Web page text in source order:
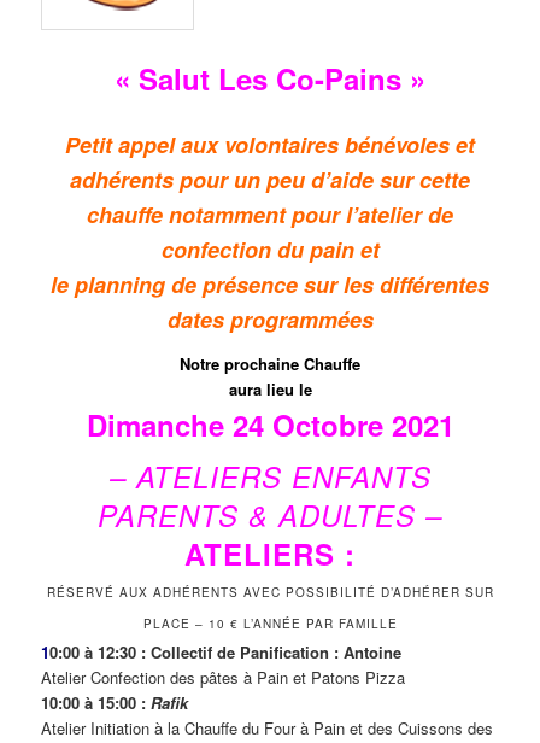
« Salut Les Co-Pains »
Petit appel aux volontaires bénévoles et
adhérents pour un peu d’aide sur cette
chauffe notamment pour l’atelier de
confection du pain et
le planning de présence sur les différentes
dates programmées
Notre prochaine Chauffe
aura lieu le
Dimanche 24 Octobre 2021
– ATELIERS ENFANTS
PARENTS & ADULTES –
ATELIERS :
RÉSERVÉ AUX ADHÉRENTS AVEC POSSIBILITÉ D’ADHÉRER SUR
PLACE – 10 € L’ANNÉE PAR FAMILLE
10:00 à 12:30 : Collectif de Panification : Antoine
Atelier Confection des pâtes à Pain et Patons Pizza
10:00 à 15:00 :Rafik
Atelier Initiation à la Chauffe du Four à Pain et des Cuissons des